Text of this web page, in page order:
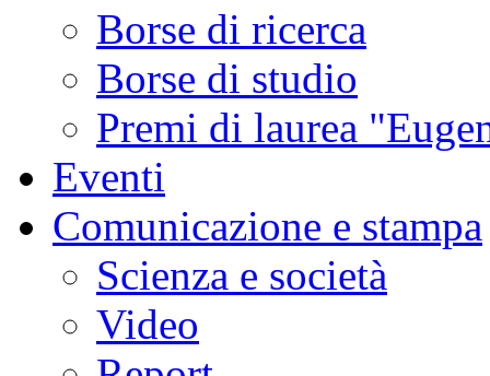
Borse di ricerca
Borse di studio
Premi di laurea
Eventi
Comunicazione e stampa
Scienza e società
Video